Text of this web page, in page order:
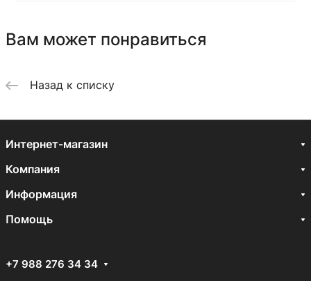
Вам может понравиться
Назад к списку
Интернет-магазин
Компания
Информация
Помощь
+7 988 276 34 34